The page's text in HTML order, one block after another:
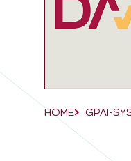
Breadcrumb-
HOME GPAI-